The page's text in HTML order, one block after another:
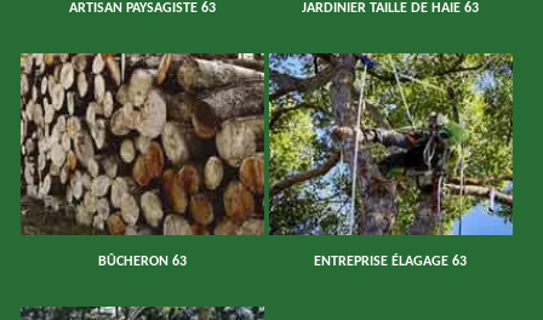
ARTISAN PAYSAGISTE 63 JARDINIER TAILLE DE HAIE 63
BÛCHERON 63 ENTREPRISE ÉLAGAGE 63